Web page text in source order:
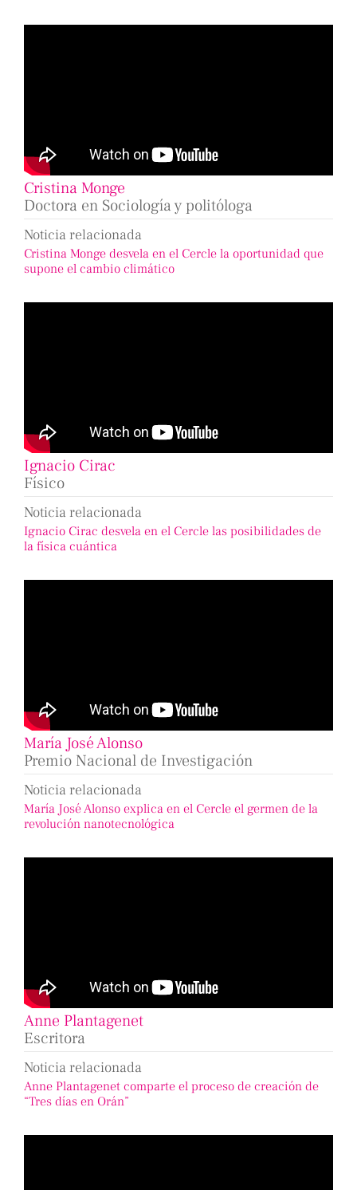
Cristina Monge
Doctora en Sociología y politóloga
Noticia relacionada
Cristina Monge desvela en el Cercle la oportunidad que
supone el cambio climático
Ignacio Cirac
Físico
Noticia relacionada
Ignacio Cirac desvela en el Cercle las posibilidades de
la física cuántica
María José Alonso
Premio Nacional de Investigación
Noticia relacionada
María José Alonso explica en el Cercle el germen de la
revolución nanotecnológica
Anne Plantagenet
Escritora
Noticia relacionada
Anne Plantagenet comparte el proceso de creación de
“Tres días en Orán”